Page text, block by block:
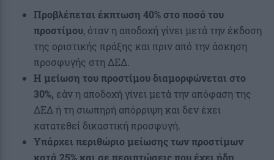
Προβλέπεται έκπτωση 40% στο ποσό του
προστίμου, όταν η αποδοχή γίνει μετά την έκδοση
της οριστικής πράξης και πριν από την άσκηση
προσφυγής στη ΔΕΔ.
Η μείωση του προστίμου διαμορφώνεται στο
30%, εάν η αποδοχή γίνει μετά την απόφαση της
ΔΕΔ ή τη σιωπηρή απόρριψη και δεν έχει
κατατεθεί δικαστική προσφυγή.
Υπάρχει περιθώριο μείωσης των προστίμων